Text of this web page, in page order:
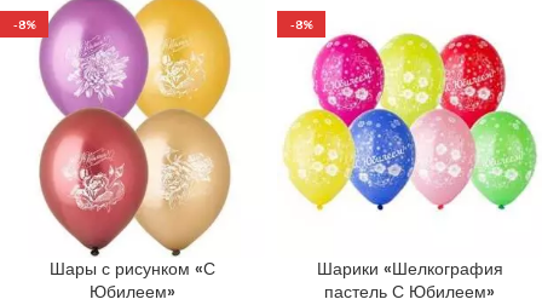
-8%
Шары с рисунком «С
Юбилеем»
-8%
Шарики «Шелкография
пастель С Юбилеем»